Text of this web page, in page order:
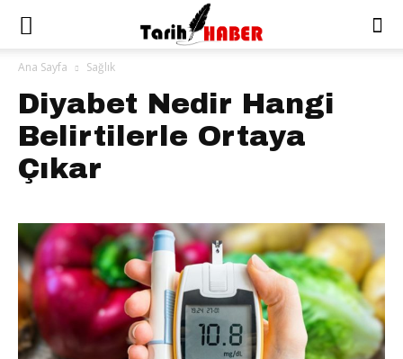
Ana Sayfa Sağlık
Diyabet Nedir Hangi
Belirtilerle Ortaya
Çıkar